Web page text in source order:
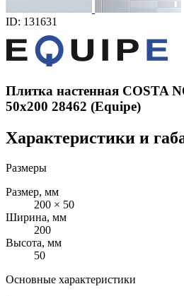
ID: 131631
Плитка настенная COSTA
50x200 28462 (Equipe)
Характеристики и
Размеры
Размер, мм
200 × 50
Ширина, мм
200
Высота, мм
50
Основные характеристики